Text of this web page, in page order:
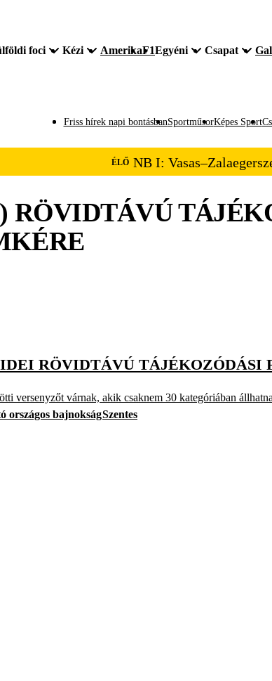
foci Kézi AmerikaF1Egyéni Csapat
Friss hírek napi bontásbanSportműsorKépes Sport
ÉLŐ NB I:
RÖVIDTÁVÚ
RÖVIDTÁVÚ TÁJÉKOZÓDÁSI
versenyzőt várnak, akik csaknem 30 kategóriában
országos bajnokságSzentes